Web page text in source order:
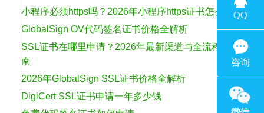
小程序必须https吗？2026年小程序https证书怎么选
GlobalSign OV代码签名证书价格全解析
SSL证书在哪里申请？2026年最新渠道与全流程指
南
2026年GlobalSign SSL证书价格全解析
DigiCert SSL证书申请一年多少钱